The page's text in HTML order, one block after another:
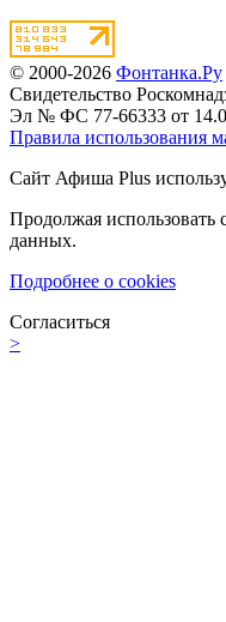
© 2000-2026 Фонтанка.Ру
Свидетельство
Эл № ФС 77-66333 от
Правила использования
Сайт Афиша Plus
Продолжая использовать
данных.
Подробнее о cookies
Согласиться
>